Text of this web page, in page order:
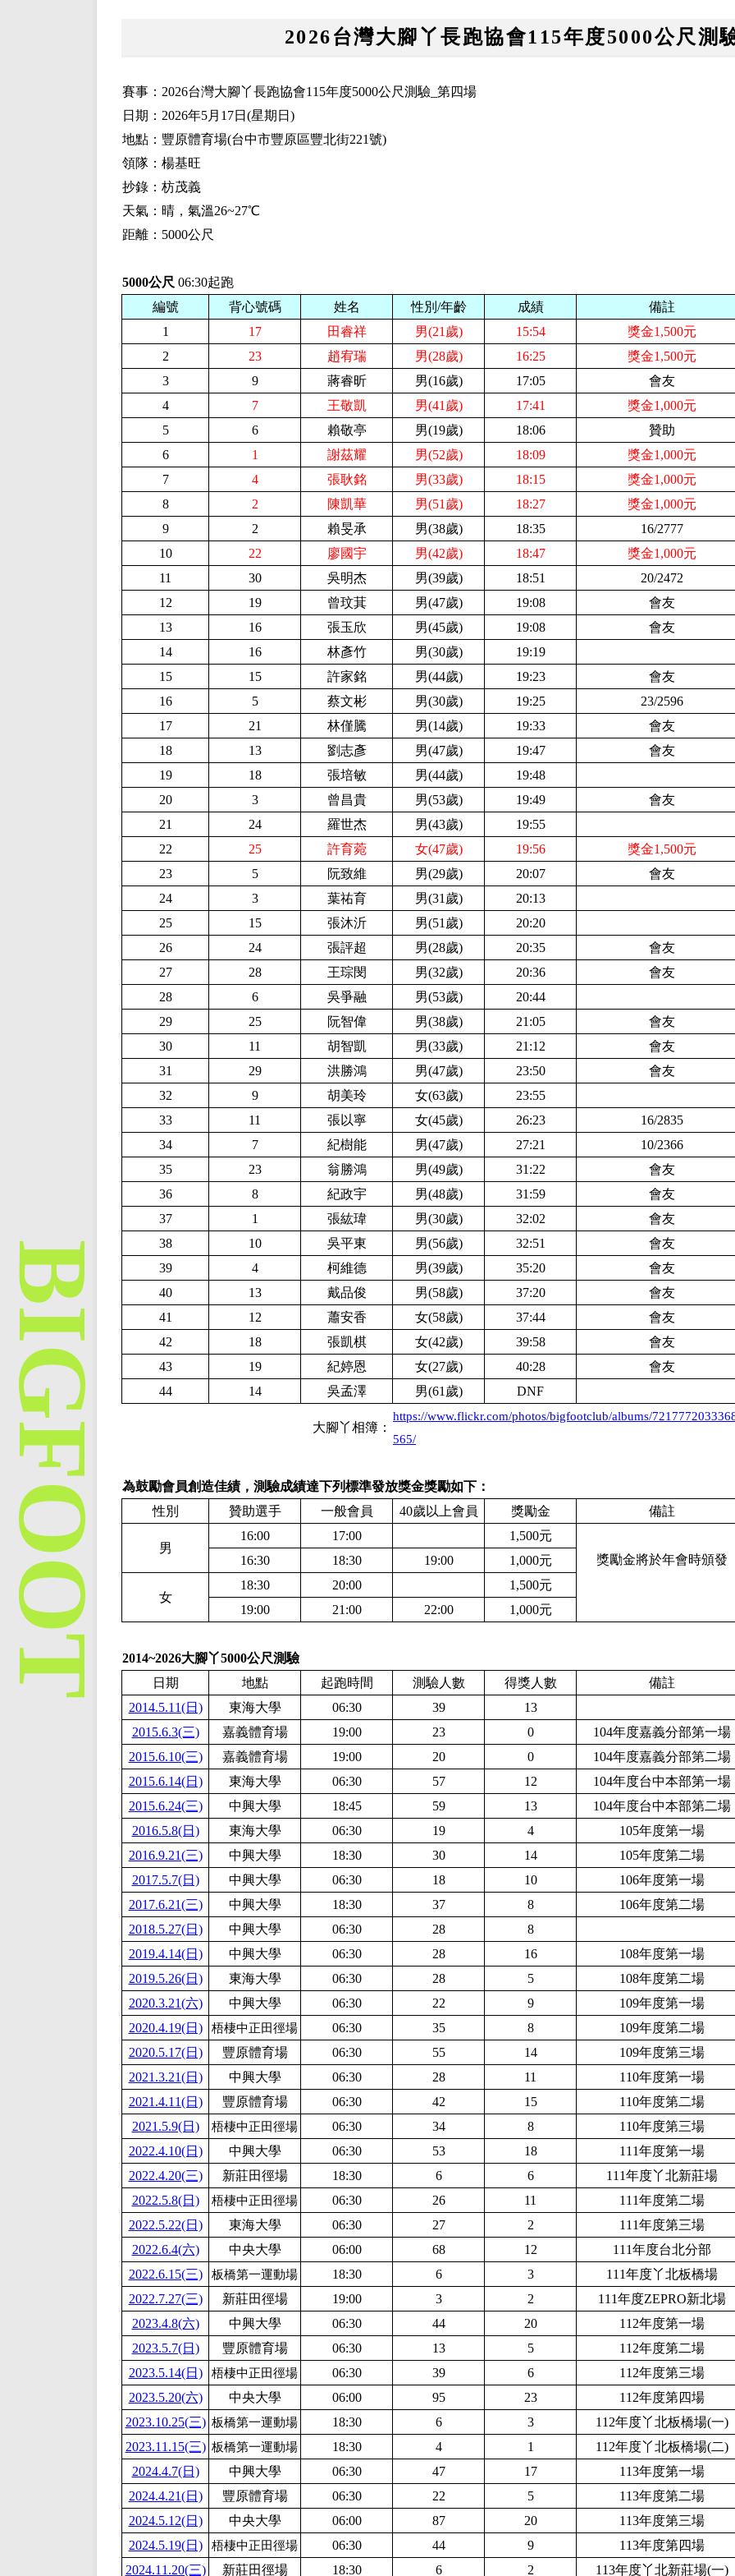
2026台灣大腳丫長跑協會115年度5000公尺測
賽事：2026台灣大腳丫長跑協會115年度5000公尺測驗_第四場
日期：2026年5月17日(星期日)
地點：豐原體育場(台中市豐原區豐北街221號)
領隊：楊基旺
抄錄：枋茂義
天氣：晴，氣溫26~27℃
距離：5000公尺
5000公尺 06:30起跑
編號
背心號碼 姓名 性別/年齡 成績
備註
1
17 田睿祥 男(21歲) 15:54
獎金1,500元
2
23 趙宥瑞 男(28歲) 16:25
獎金1,500元
3
9 蔣睿昕 男(16歲) 17:05
會友
4
7 王敬凱 男(41歲) 17:41
獎金1,000元
5
6 賴敬亭 男(19歲) 18:06
贊助
6
1 謝茲耀 男(52歲) 18:09
獎金1,000元
7
4 張耿銘 男(33歲) 18:15
獎金1,000元
8
2 陳凱華 男(51歲) 18:27
獎金1,000元
9
2 賴旻承 男(38歲) 18:35
16/2777
10
22 廖國宇 男(42歲) 18:47
獎金1,000元
11
30 吳明杰 男(39歲) 18:51
20/2472
12
19 曾玟萁 男(47歲) 19:08
會友
13
16 張玉欣 男(45歲) 19:08
會友
14
16 林彥竹 男(30歲)
19:19
15
15 許家銘 男(44歲) 19:23
會友
16
5 蔡文彬 男(30歲) 19:25
23/2596
17
21 林僅騰 男(14歲) 19:33
會友
18
13 劉志彥 男(47歲) 19:47
會友
19
18 張培敏 男(44歲)
19:48
20
3 曾昌貴 男(53歲) 19:49
會友
21
24 羅世杰 男(43歲)
19:55
22
25 許育菀 女(47歲) 19:56
獎金1,500元
23
5 阮致維 男(29歲) 20:07
會友
24
3 葉祐育 男(31歲) 20:13
25
15 張沐沂 男(51歲)
20:20
26
24 張評超 男(28歲) 20:35
會友
27
28 王琮閔 男(32歲) 20:36
會友
28
6 吳爭融 男(53歲)
20:44
29
25 阮智偉 男(38歲) 21:05
會友
30
11 胡智凱 男(33歲) 21:12
會友
31
29 洪勝鴻 男(47歲) 23:50
會友
32
9 胡美玲 女(63歲)
23:55
33
11 張以寧 女(45歲) 26:23
16/2835
34
7 紀樹能 男(47歲) 27:21
10/2366
35
23 翁勝鴻 男(49歲) 31:22
會友
36
8 紀政宇 男(48歲) 31:59
會友
37
1 張紘瑋 男(30歲) 32:02
會友
38
10 吳平東 男(56歲) 32:51
會友
39
4 柯維德 男(39歲) 35:20
會友
40
13 戴品俊 男(58歲) 37:20
會友
41
12 蕭安香 女(58歲) 37:44
會友
42
18 張凱棋 女(42歲) 39:58
會友
43
19 紀婷恩 女(27歲) 40:28
會友
44
14 吳孟澤 男(61歲) DNF
大腳丫相簿：
https://www.flickr.com/photos/bigfootclub/albums/
565/
為鼓勵會員創造佳績，測驗成績達下列標準發放獎金獎勵如下：
性別
贊助選手 一般會員 40歲以上會員 獎勵金 備註
男
16:00 17:00 1 ,500元
16:30
18:30 19:00 1 ,000元 獎勵金將於年會時頒發
女
18:30 20:00 1 ,500元
19:00
21:00 22:00 1 ,000元
2014~2026大腳丫5000公尺測驗
日期
地點 起跑時間 測驗人數 得獎人數
備註
2014.5.11(日)
東海大學 06:30 39
13
2015.6.3(三)
嘉義體育場 19:00 23 0
104年度嘉義分部第一場
2015.6.10(三)
嘉義體育場 19:00 20 0
104年度嘉義分部第二場
2015.6.14(日)
東海大學 06:30 57 12
104年度台中本部第一場
2015.6.24(三)
中興大學 18:45 59 13
104年度台中本部第二場
2016.5.8(日)
東海大學 06:30 19 4
105年度第一場
2016.9.21(三)
中興大學 18:30 30 14
105年度第二場
2017.5.7(日)
中興大學 06:30 18 10
106年度第一場
2017.6.21(三)
中興大學 18:30 37 8
106年度第二場
2018.5.27(日)
中興大學 06:30 28
8
2019.4.14(日)
中興大學 06:30 28 16 108年度第一場
2019.5.26(日)
東海大學 06:30 28 5 108年度第二場
2020.3.21(六)
中興大學 06:30 22 9 109年度第一場
2020.4.19(日)
梧棲中正田徑場 06:30 35 8 109年度第二場
2020.5.17(日)
豐原體育場 06:30 55 14 109年度第三場
2021.3.21(日)
中興大學 06:30 28 11 1 10年度第一場
2021.4.11(日)
豐原體育場 06:30 42 15 1 10年度第二場
2021.5.9(日)
梧棲中正田徑場 06:30 34 8 1 10年度第三場
2022.4.10(日)
中興大學 06:30 53 18
111年度第一場
2022.4.20(三)
新莊田徑場 18:30 6 6 1 11年度丫北新莊場
2022.5.8(日)
梧棲中正田徑場 06:30 26 11
111年度第二場
2022.5.22(日)
東海大學 06:30 27 2
111年度第三場
2022.6.4(六)
中央大學 06:00 68 12
111年度台北分部
2022.6.15(三)
板橋第一運動場 18:30 6 3 1 11年度丫北板橋場
2022.7.27(三)
新莊田徑場 19:00 3 2 1 11年度ZEPRO新北場
2023.4.8(六)
中興大學 06:30 44 20
112年度第一場
2023.5.7(日)
豐原體育場 06:30 13 5
112年度第二場
2023.5.14(日)
梧棲中正田徑場 06:30 39 6
112年度第三場
2023.5.20(六)
中央大學 06:00 95 23
112年度第四場
2023.10.25(三) 板橋第一運動場 18:30 6 3 1 12年度丫北板橋場(一)
2023.11.15(三) 板橋第一運動場 18:30 4 1 1 12年度丫北板橋場(二)
2024.4.7(日)
中興大學 06:30 47 17
113年度第一場
2024.4.21(日)
豐原體育場 06:30 22 5
113年度第二場
2024.5.12(日)
中央大學 06:00 87 20
113年度第三場
2024.5.19(日)
梧棲中正田徑場 06:30 44 9
113年度第四場
2024.11.20(三)
新莊田徑場 18:30 6 2 113年度丫北新莊場(一)